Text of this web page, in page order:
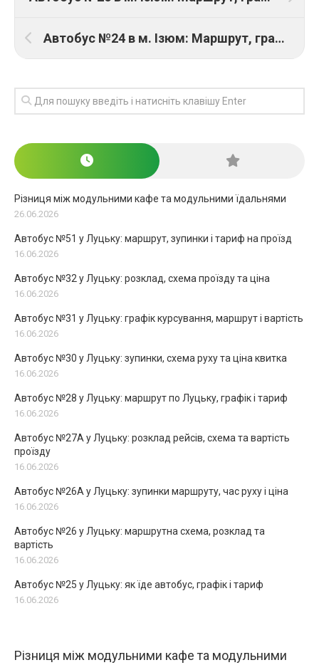
Автобус №24 в м. Ізюм: Маршрут, графік руху та ціна проїзду
Різниця між модульними кафе та модульними їдальнями
26.06.2026
Автобус №51 у Луцьку: маршрут, зупинки і тариф на проїзд
16.06.2026
Автобус №32 у Луцьку: розклад, схема проїзду та ціна
16.06.2026
Автобус №31 у Луцьку: графік курсування, маршрут і вартість
16.06.2026
Автобус №30 у Луцьку: зупинки, схема руху та ціна квитка
16.06.2026
Автобус №28 у Луцьку: маршрут по Луцьку, графік і тариф
16.06.2026
Автобус №27А у Луцьку: розклад рейсів, схема та вартість
проїзду
16.06.2026
Автобус №26А у Луцьку: зупинки маршруту, час руху і ціна
16.06.2026
Автобус №26 у Луцьку: маршрутна схема, розклад та
вартість
16.06.2026
Автобус №25 у Луцьку: як їде автобус, графік і тариф
16.06.2026
Різниця між модульними кафе та модульними